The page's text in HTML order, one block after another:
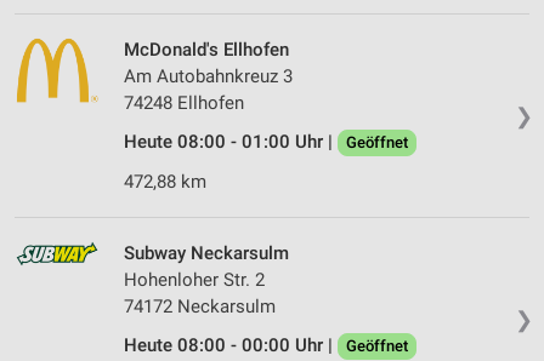
❯
McDonald's Ellhofen
Am Autobahnkreuz 3
74248 Ellhofen
Heute 08:00 - 01:00 Uhr |
Geöffnet
472,88 km
❯
Subway Neckarsulm
Hohenloher Str. 2
74172 Neckarsulm
Heute 08:00 - 00:00 Uhr |
Geöffnet